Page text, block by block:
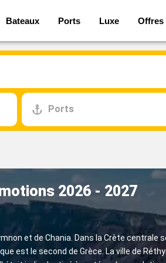
Bateaux Ports Luxe Offres
Ports
2026 - 2027
et de Chania. Dans la Crète
est le second de Grèce. La ville de